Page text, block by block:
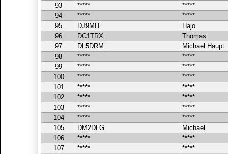
93
*****
*****
94
*****
*****
95
DJ9MH
Hajo
96
DC1TRX
Thomas
97
DL5DRM
Michael Haupt
98
*****
*****
99
*****
*****
100
*****
*****
101
*****
*****
102
*****
*****
103
*****
*****
104
*****
*****
105
DM2DLG
Michael
106
*****
*****
107
***** *****